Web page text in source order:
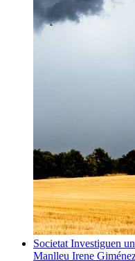
Societat Investiguen
Manlleu Irene